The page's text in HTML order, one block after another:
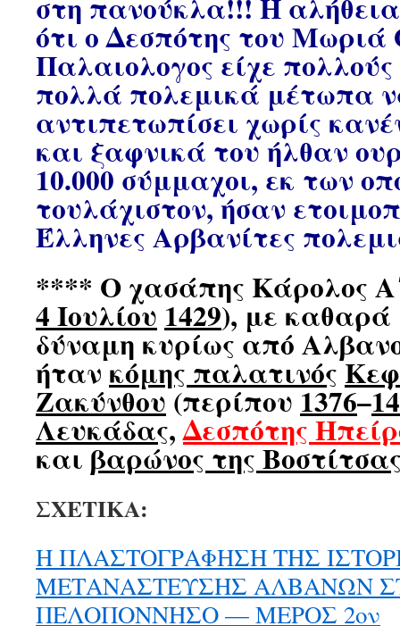
ότι ο Δεσπότης του Μωριά
Παλαιολογος είχε
πολλά πολεμικά μέτωπα
αντιπετωπίσει χωρίς
και ξαφνικά του ήλθαν
10.000 σύμμαχοι, εκ των
τουλάχιστον, ήσαν
Έλληνες Αρβανίτες
**** Ο χασάπης Κάρολος
4 Ιουλίου 1429), με καθαρά
δύναμη κυρίως από
ήτανκόμης παλατινός
Ζακύνθου(περίπου1376–
Λευκάδας,Δεσπότης
καιβαρώνος της
ΣΧΕΤΙΚΑ:
Η ΠΛΑΣΤΟΓΡΑΦΗΣΗ ΤΗΣ
ΜΕΤΑΝΑΣΤΕΥΣΗΣ ΑΛΒΑΝΩΝ
ΠΕΛΟΠΟΝΝΗΣΟ — ΜΕΡΟΣ 2ον